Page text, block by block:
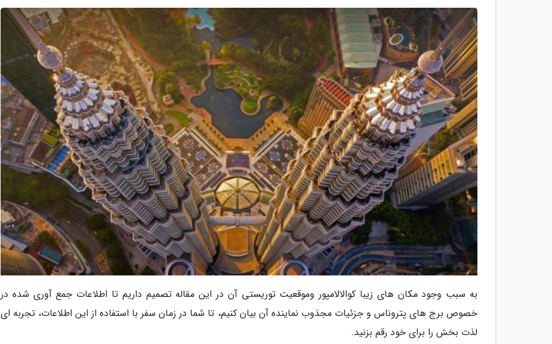
به سبب وجود مکان های زیبا کوالالامپور وموقعیت توریستی آن در این مقاله تصمیم داریم تا اطلاعات جمع آوری شده در
خصوص برج های پتروناس و جزئیات مجذوب نماینده آن بیان کنیم، تا شما در زمان سفر با استفاده از این اطلاعات، تجربه ای
لذت بخش را برای خود رقم بزنید.